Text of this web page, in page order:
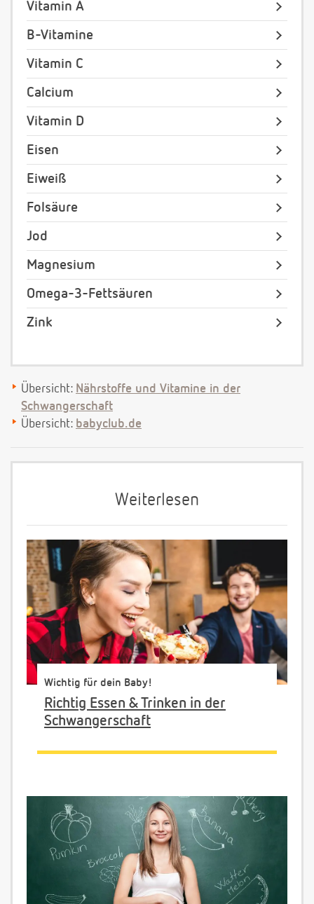
Vitamin A
B-Vitamine
Vitamin C
Calcium
Vitamin D
Eisen
Eiweiß
Folsäure
Jod
Magnesium
Omega-3-Fettsäuren
Zink
Übersicht: Nährstoffe und Vitamine in der
Schwangerschaft
Übersicht: babyclub.de
Weiterlesen
Wichtig für dein Baby!
Richtig Essen & Trinken in der
Schwangerschaft